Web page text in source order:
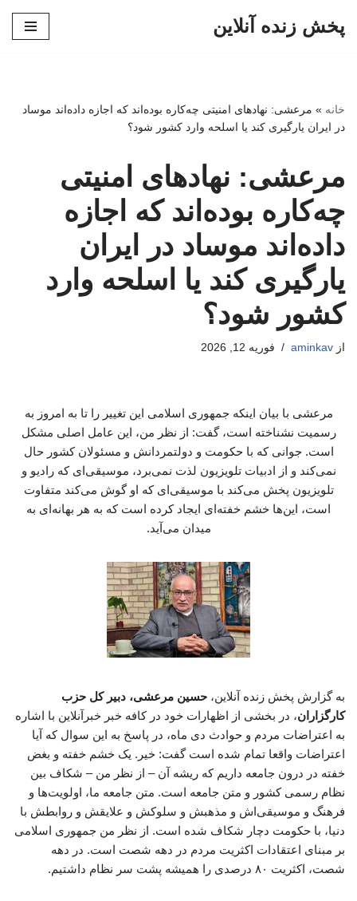
پخش زنده آنلاین
خانه » مرعشی: نهادهای امنیتی چه‌کاره بوده‌اند که اجازه داده‌اند موساد
در ایران یارگیری کند یا اسلحه وارد کشور شود؟
مرعشی: نهادهای امنیتی
چه‌کاره بوده‌اند که اجازه
داده‌اند موساد در ایران
یارگیری کند یا اسلحه وارد
کشور شود؟
از aminkav فوریه 12, 2026
مرعشی با بیان اینکه جمهوری اسلامی این تغییر را تا به امروز به
رسمیت نشناخته است، گفت: از نظر من، این عامل اصلی مشکل
است. جوانی که با حکومت و دولتمردانش و مسئولان کشور حال
نمی‌کند و از ادبیات تلویزیون لذت نمی‌برد، موسیقی‌ای که رادیو و
تلویزیون پخش می‌کند با موسیقی‌ای که او گوش می‌کند متفاوت
است، این‌ها خشم خفته‌ای ایجاد کرده است که به هر بهانه‌ای به
میدان می‌آید.
به گزارش پخش زنده آنلاین، حسین مرعشی، دبیر کل حزب
کارگزاران، در بخشی از اظهارات خود در کافه خبر خبرآنلاین با اشاره
به اعتراضات مردم و حوادث دی ماه، در پاسخ به این سوال که آیا
اعتراضات واقعا تمام شده است گفت: خیر. یک خشم خفته و بغض
خفته در درون جامعه داریم که ریشه آن – از نظر من – شکاف بین
نظام رسمی کشور و متن جامعه است. متن جامعه ما، اولویت‌ها و
فرهنگ و موسیقی‌اش و مذهبش و سلوکش و علایقش و روابطش با
دنیا، با حکومت دچار شکاف شده است. از نظر من جمهوری اسلامی
بر مبنای اعتقادات اکثریت مردم در دهه شصت است. در دهه
شصت، اکثریت ۸۰ درصدی را همیشه پشت سر نظام داشتیم.